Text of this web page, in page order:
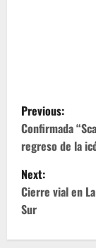
P
o
s
t
n
Previous:
Confirmada
regreso de la
Next:
Cierre vial en
Sur